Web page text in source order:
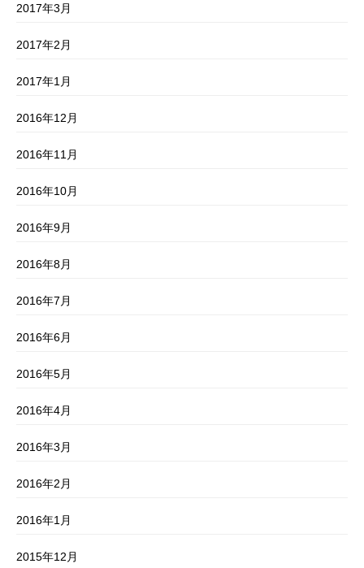
2017年3月
2017年2月
2017年1月
2016年12月
2016年11月
2016年10月
2016年9月
2016年8月
2016年7月
2016年6月
2016年5月
2016年4月
2016年3月
2016年2月
2016年1月
2015年12月